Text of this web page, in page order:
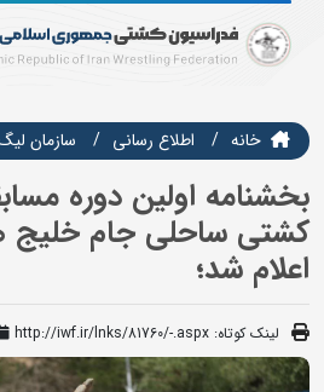
خانه اطلاع رسانی سازمان
بخشنامه اولین دوره
کشتی ساحلی جام خلیج
اعلام شد؛
لینک کوتاه: http://iwf.ir/lnks/81760/-.aspx